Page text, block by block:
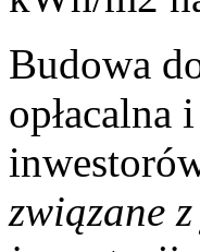
Budowa
opłacalna
związane